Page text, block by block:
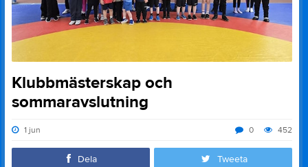
Klubbmästerskap och
sommaravslutning
1 jun 452
0
Dela Tweeta